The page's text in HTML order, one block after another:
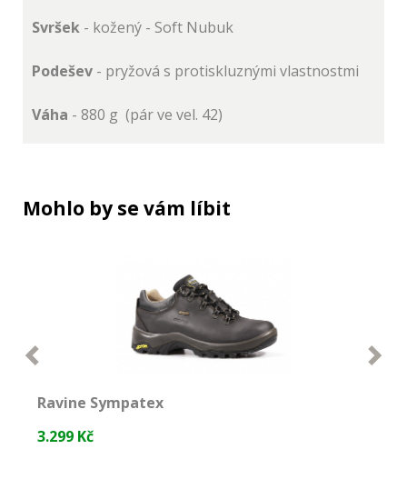
Svršek - kožený - Soft Nubuk
Podešev - pryžová s protiskluznými vlastnostmi
Váha - 880 g (pár ve vel. 42)
Mohlo by se vám líbit
Ravine Sympatex
3.299 Kč